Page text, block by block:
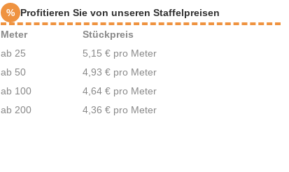
% Profitieren Sie von unseren Staffelpreisen
Meter
Stückpreis
ab 25
5,15 € pro Meter
ab 50
4,93 € pro Meter
ab 100
4,64 € pro Meter
ab 200
4,36 € pro Meter